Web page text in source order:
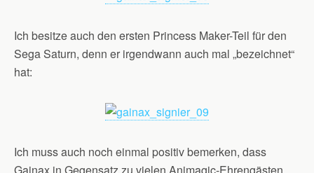
Ich besitze auch den ersten Princess Maker-Teil für den
Sega Saturn, denn er irgendwann auch mal „bezeichnet“
hat:
Ich muss auch noch einmal positiv bemerken, dass